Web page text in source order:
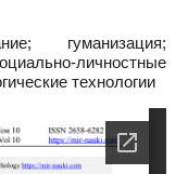
гуманизация;
личностные
технологии